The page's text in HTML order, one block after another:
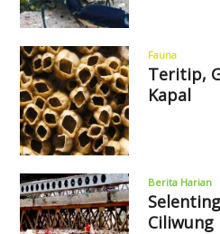
Fauna
Teritip,
Kapal
Berita Harian
Ciliwung